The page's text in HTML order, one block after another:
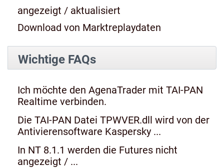
angezeigt / aktualisiert
Download von Marktreplaydaten
Wichtige FAQs
Ich möchte den AgenaTrader mit TAI-PAN
Realtime verbinden.
Die TAI-PAN Datei TPWVER.dll wird von der
Antivierensoftware Kaspersky ...
In NT 8.1.1 werden die Futures nicht
angezeigt / ...